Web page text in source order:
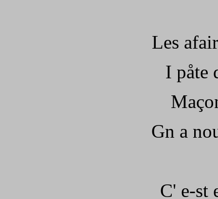
Les
I påte
Gn a
C' e-st